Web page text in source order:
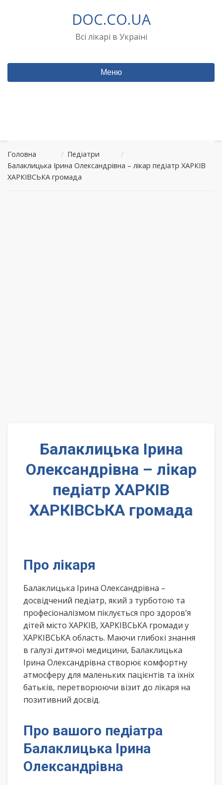
DOC.CO.UA
Всі лікарі в Україні
Меню
Головна / Педіатри
/
Балаклицька Ірина Олександрівна – лікар педіатр ХАРКІВ
ХАРКІВСЬКА громада
Балаклицька Ірина
Олександрівна – лікар
педіатр ХАРКІВ
ХАРКІВСЬКА громада
Про лікаря
Балаклицька Ірина Олександрівна –
досвідчений педіатр, який з турботою та
професіоналізмом піклується про здоров’я
дітей місто ХАРКІВ, ХАРКІВСЬКА громади у
ХАРКІВСЬКА область. Маючи глибокі знання
в галузі дитячої медицини, Балаклицька
Ірина Олександрівна створює комфортну
атмосферу для маленьких пацієнтів та їхніх
батьків, перетворюючи візит до лікаря на
позитивний досвід.
Про вашого педіатра
Балаклицька Ірина
Олександрівна